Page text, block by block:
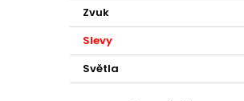
Zvuk
Slevy
Světla